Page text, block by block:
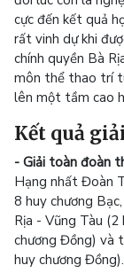
cực đến kết quả
rất vinh dự khi
chính quyền Bà
môn thể thao trí
lên một tầm cao
Kết quả
- Giải toàn đoàn
Hạng nhất Đoàn
8 huy chương
Rịa - Vũng Tàu (2
chương Đồng) và
huy chương Đồng).